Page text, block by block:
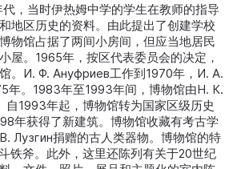
，当时伊热姆中学的学生在教师的指导
地区历史的资料。由此提出了创建学校
物馆占据了两间小房间，但应当地居民
屋。1965年，按区代表委员会的决定，
。И. Ф. Ануфриев工作到1970年，И. А.
年。1983年至1993年间，博物馆由Н. К.
自1993年起，博物馆转为国家区级历史
年获得了新建筑。博物馆收藏有考古学
Лузгин捐赠的古人类器物。博物馆的特
铁斧。此外，这里还陈列有关于20世纪